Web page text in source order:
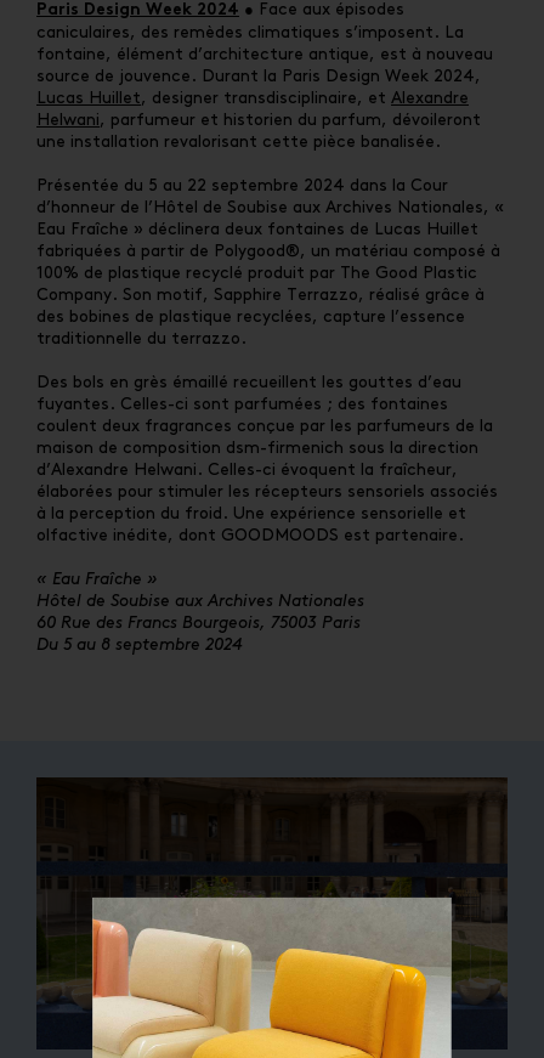
Paris Design Week 2024 •
Face aux épisodes
caniculaires, des remèdes climatiques s’imposent. La
fontaine, élément d’architecture antique, est à nouveau
source de jouvence. Durant la Paris Design Week 2024,
Lucas Huillet, designer transdisciplinaire, et Alexandre
Helwani, parfumeur et historien du parfum, dévoileront
une installation revalorisant cette pièce banalisée.
Présentée du 5 au 22 septembre 2024 dans la Cour
d’honneur de l’Hôtel de Soubise aux Archives Nationales, «
Eau Fraîche » déclinera deux fontaines de Lucas Huillet
fabriquées à partir de Polygood®, un matériau composé à
100% de plastique recyclé produit par The Good Plastic
Company. Son motif, Sapphire Terrazzo, réalisé grâce à
des bobines de plastique recyclées, capture l’essence
traditionnelle du terrazzo.
Des bols en grès émaillé recueillent les gouttes d’eau
fuyantes. Celles-ci sont parfumées ; des fontaines
coulent deux fragrances conçue par les parfumeurs de la
maison de composition dsm-firmenich sous la direction
d’Alexandre Helwani. Celles-ci évoquent la fraîcheur,
élaborées pour stimuler les récepteurs sensoriels associés
à la perception du froid. Une expérience sensorielle et
olfactive inédite, dont GOODMOODS est partenaire.
« Eau Fraîche »
Hôtel de Soubise aux Archives Nationales
60 Rue des Francs Bourgeois, 75003 Paris
Du 5 au 8 septembre 2024
QUE CHERCHEZ-VOUS ?